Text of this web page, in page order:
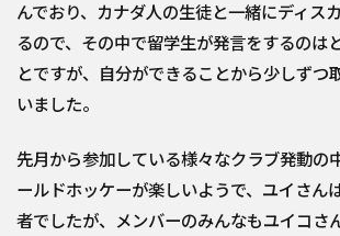
んでおり、カナダ人の生徒と一緒にディス
るので、その中で留学生が発言をするのは
とですが、自分ができることから少しずつ
いました。
先月から参加している様々なクラブ発動の
ールドホッケーが楽しいようで、ユイさん
者でしたが、メンバーのみんなもユイコさ